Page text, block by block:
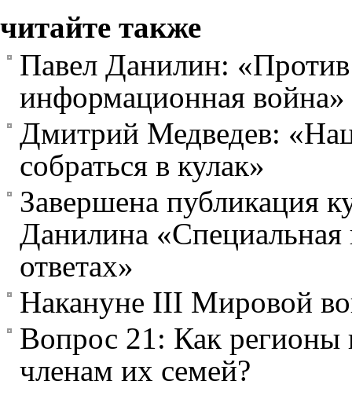
читайте также
Павел Данилин: «Против
информационная война»
Дмитрий Медведев:
собраться в кулак»
Завершена публикация
Данилина «Специальная
ответах»
Накануне III Мировой
Вопрос 21: Как
членам их семей?